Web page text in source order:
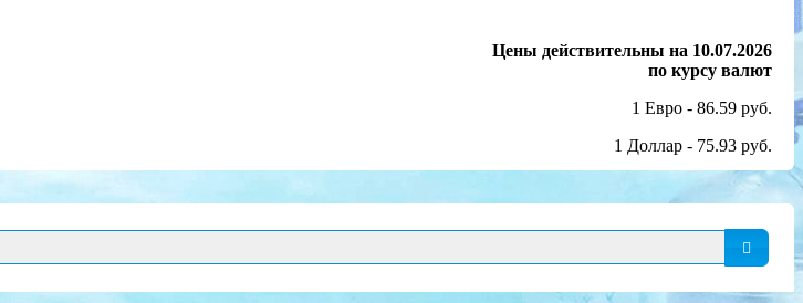
Цены действительны на 10.07.2026
по курсу валют
1 Евро - 86.59 руб.
1 Доллар - 75.93 руб.